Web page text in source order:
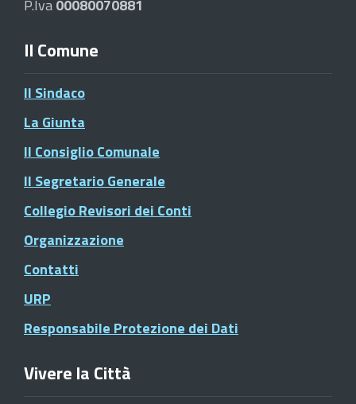
P.Iva00080070881
Il Comune
Il Sindaco
La Giunta
Il Consiglio Comunale
Il Segretario Generale
Collegio Revisori dei Conti
Organizzazione
Contatti
URP
Responsabile Protezione dei Dati
Vivere la Città